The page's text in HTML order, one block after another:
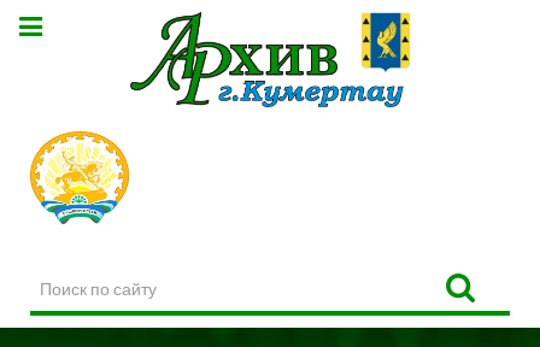
по
сайту